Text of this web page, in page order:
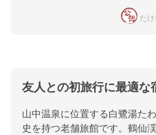
た
友人との初旅行に最適な
山中温泉に位置する白鷺湯た
史を持つ老舗旅館です。鶴仙